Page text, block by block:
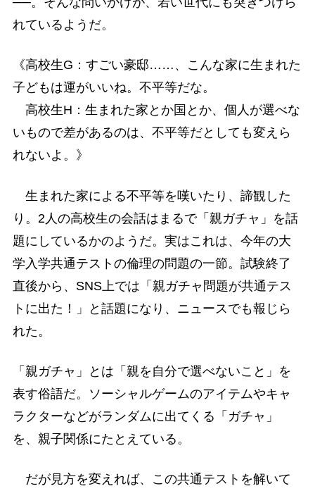
れているようだ。
《高校生G：すごい豪邸……、こんな家に生まれた
子どもは運がいいね。不平等だな。
高校生H：生まれた家とか国とか、個人が選べな
いもので差があるのは、不平等だとしても変えら
れないよ。》
生まれた家による不平等を嘆いたり、諦観した
り。2人の高校生の会話はまるで「親ガチャ」を話
題にしているかのようだ。実はこれは、今年の大
学入学共通テストの倫理の問題の一節。試験終了
直後から、SNS上では「親ガチャ問題が共通テス
トに出た！」と話題になり、ニュースでも報じら
れた。
「親ガチャ」とは「親を自分で選べないこと」を
表す俗語だ。ソーシャルゲームのアイテムやキャ
ラクターなどがランダムに出てくる「ガチャ」
を、親子関係にたとえている。
だが見方を変えれば、この共通テストを解いて